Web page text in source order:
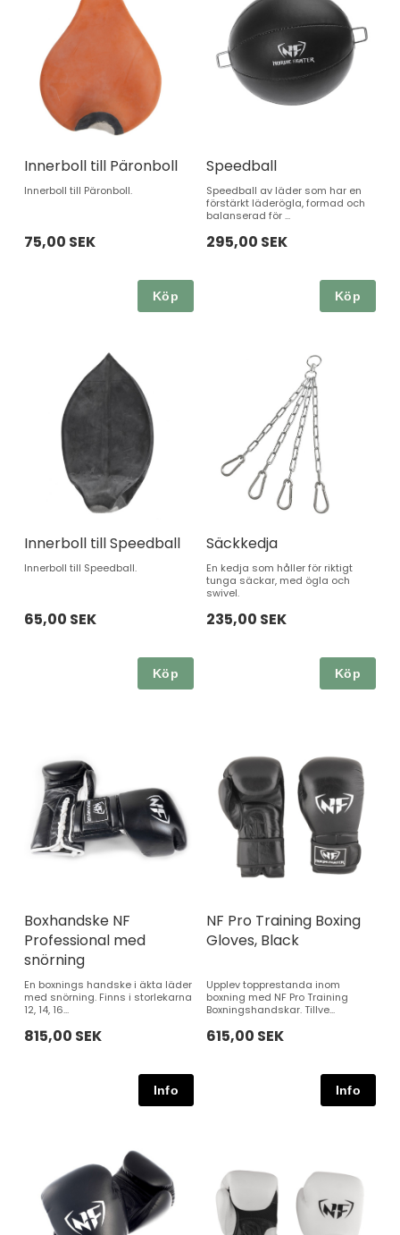
Innerboll till Päronboll
Innerboll till Päronboll.
75,00 SEK
Köp
Speedball
Speedball av läder som har en
förstärkt läderögla, formad och
balanserad för ...
295,00 SEK
Köp
Innerboll till Speedball
Innerboll till Speedball.
65,00 SEK
Köp
Säckkedja
En kedja som håller för riktigt
tunga säckar, med ögla och
swivel.
235,00 SEK
Köp
Boxhandske NF
Professional med
snörning
En boxnings handske i äkta läder
med snörning. Finns i storlekarna
12, 14, 16...
815,00 SEK
NF Pro Training Boxing
Gloves, Black
Upplev topprestanda inom
boxning med NF Pro Training
Boxningshandskar. Tillve...
615,00 SEK